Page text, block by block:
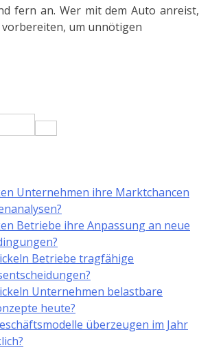
fern an. Wer mit dem Auto anreist,
um unnötigen
Unternehmen ihre Marktchancen
Betriebe ihre Anpassung an neue
Betriebe tragfähige
Unternehmen belastbare
heute?
überzeugen im Jahr